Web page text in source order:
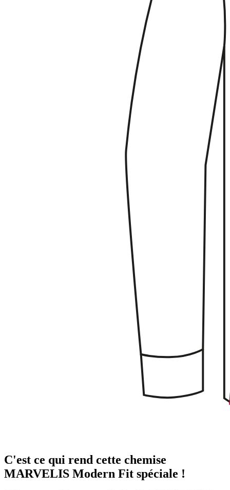
C'est ce qui rend cette chemise
MARVELIS Modern Fit spéciale !